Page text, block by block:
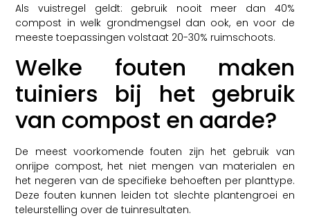
Als vuistregel geldt: gebruik nooit meer dan 40%
compost in welk grondmengsel dan ook, en voor de
meeste toepassingen volstaat 20-30% ruimschoots.
Welke fouten maken
tuiniers bij het gebruik
van compost en aarde?
De meest voorkomende fouten zijn het gebruik van
onrijpe compost, het niet mengen van materialen en
het negeren van de specifieke behoeften per planttype.
Deze fouten kunnen leiden tot slechte plantengroei en
teleurstelling over de tuinresultaten.